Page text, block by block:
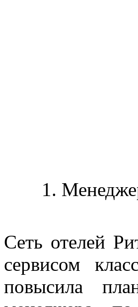
1.
Сеть отелей
сервисом
повысила